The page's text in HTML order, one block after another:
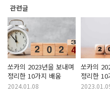
관련글
쏘카의 2023년을 보내며
정리한 10가지 배움
2024.01.08
쏘카의
정리한